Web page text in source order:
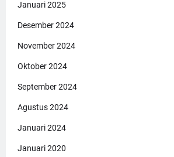
Januari 2025
Desember 2024
November 2024
Oktober 2024
September 2024
Agustus 2024
Januari 2024
Januari 2020